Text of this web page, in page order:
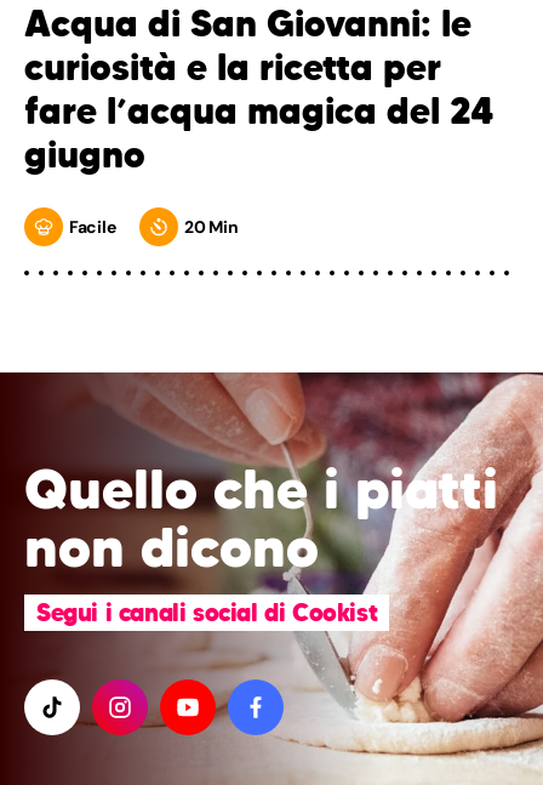
Acqua di San Giovanni: le
curiosità e la ricetta per
fare l’acqua magica del 24
giugno
Facile 20 Min
Quello che i piatti
non dicono
Segui i canali social di Cookist